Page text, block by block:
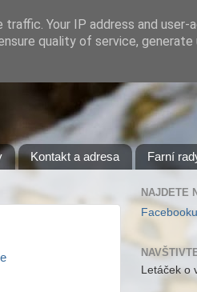
Kontakt a adresa Farní
NAJDETE
Facebooku
Letáček o
Your IP address and user-
quality of service, generate